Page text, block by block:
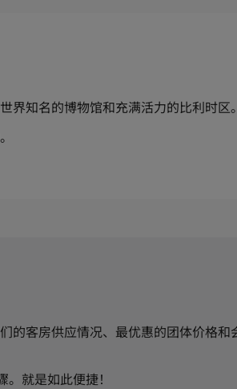
知名的博物馆和充满活力的比利时区。
的客房供应情况、最优惠的团体价格和
就是如此便捷！